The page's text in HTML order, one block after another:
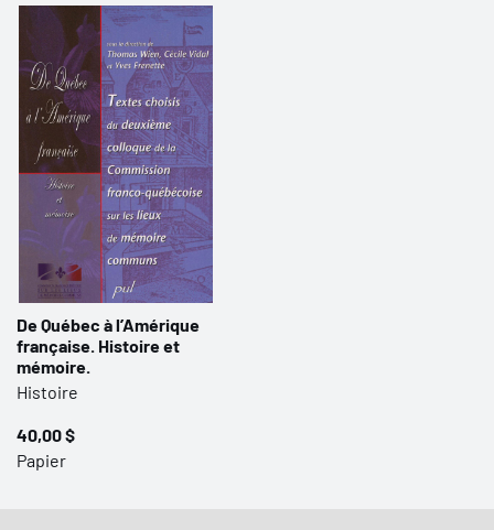
De Québec à l’Amérique
française. Histoire et
mémoire.
Histoire
40,00 $
Papier